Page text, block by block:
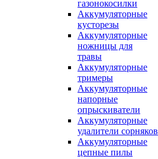
газонокосилки
Аккумуляторные
кусторезы
Аккумуляторные
ножницы для
травы
Аккумуляторные
тримеры
Аккумуляторные
напорные
опрыскиватели
Аккумуляторные
удалители сорняков
Аккумуляторные
цепные пилы